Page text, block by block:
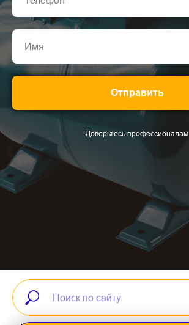
Отправить
Доверьтесь профессионалам